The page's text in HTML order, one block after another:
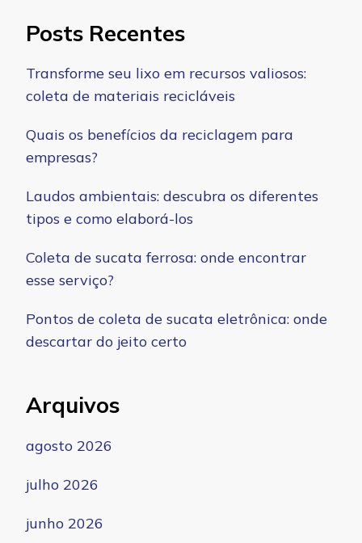
Posts Recentes
Transforme seu lixo em recursos valiosos:
coleta de materiais recicláveis
Quais os benefícios da reciclagem para
empresas?
Laudos ambientais: descubra os diferentes
tipos e como elaborá-los
Coleta de sucata ferrosa: onde encontrar
esse serviço?
Pontos de coleta de sucata eletrônica: onde
descartar do jeito certo
Arquivos
agosto 2026
julho 2026
junho 2026